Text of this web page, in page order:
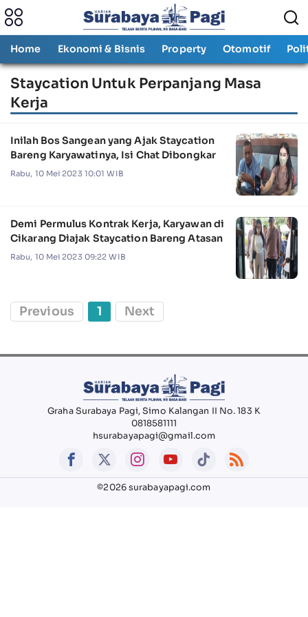
Home Ekonomi & Bisnis Property Otomotif
Staycation Untuk Perpanjang Masa
Kerja
Inilah Bos Sangean yang Ajak Staycation
Bareng Karyawatinya, Isi Chat Dibongkar
Rabu, 10 Mei 2023 10:01 WIB
Demi Permulus Kontrak Kerja, Karyawan di
Cikarang Diajak Staycation Bareng Atasan
Rabu, 10 Mei 2023 09:22 WIB
Previous 1 Next
Graha Surabaya Pagi, Simo Kalangan II No. 183 K
0818581111
hsurabayapagi@gmail.com
©2026 surabayapagi.com